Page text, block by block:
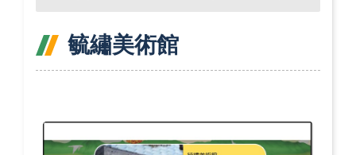
毓繡美術館